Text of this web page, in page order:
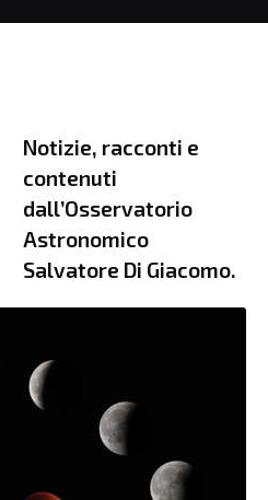
Notizie, racconti e
contenuti
dall’Osservatorio
Astronomico
Salvatore Di Giacomo.